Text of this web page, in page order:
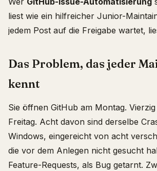
liest wie ein hilfreicher Junior-
jedem Post auf die Freigabe wartet,
Das Problem, das jeder
kennt
Sie öffnen GitHub am Montag.
Freitag. Acht davon sind derselbe
Windows, eingereicht von acht
die vor dem Anlegen nicht gesucht
Feature-Requests, als Bug getarnt.